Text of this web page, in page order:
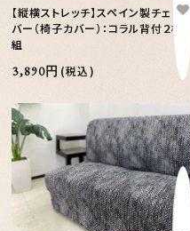
【縦横ストレッチ】スペイン製チェアカ
バー（椅子カバー）：コラル背付２枚
組
3,890円 (税込)